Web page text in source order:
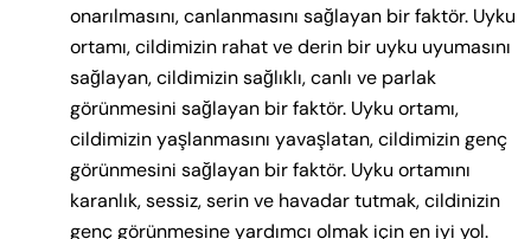
onarılmasını, canlanmasını sağlayan bir faktör. Uyku
ortamı, cildimizin rahat ve derin bir uyku uyumasını
sağlayan, cildimizin sağlıklı, canlı ve parlak
görünmesini sağlayan bir faktör. Uyku ortamı,
cildimizin yaşlanmasını yavaşlatan, cildimizin genç
görünmesini sağlayan bir faktör. Uyku ortamını
karanlık, sessiz, serin ve havadar tutmak, cildinizin
genç görünmesine yardımcı olmak için en iyi yol.